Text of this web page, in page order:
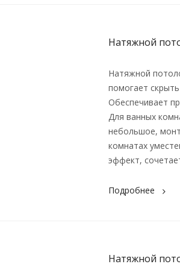
Натяжной
Натяжной
помогает
Обеспечивает
Для ванных
небольшое,
комнатах
эффект,
Подробнее
Натяжной